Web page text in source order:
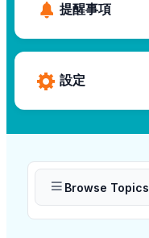
提醒事項
設定
Browse Topics